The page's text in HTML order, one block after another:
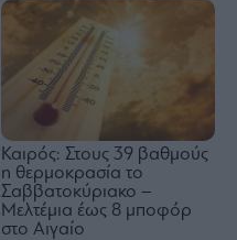
Καιρός: Στους 39 βαθμούς
η θερμοκρασία το
Σαββατοκύριακο –
Μελτέμια έως 8 μποφόρ
στο Αιγαίο